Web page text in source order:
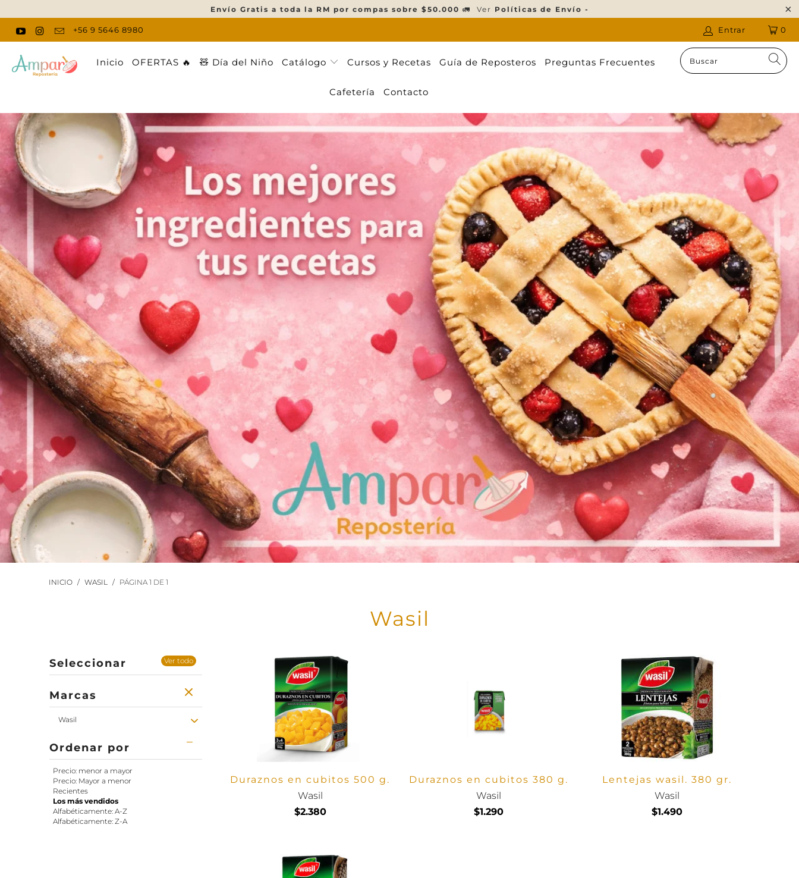
Envío Gratis a toda la RM por compas sobre $50.000 🚛 Ver Políticas de Envío -
+56 9 5646 8980 0
Entrar
Inicio OFERTAS 🔥 🧸 Día del Niño Catálogo Cursos y Recetas Guía de Reposteros Preguntas Frecuentes
Cafetería Contacto
INICIO / WASIL / PÁGINA 1 DE 1
Wasil
Seleccionar Ver todo
Marcas
Wasil
Ordenar por
Precio: menor a mayor
Precio: Mayor a menor
Recientes
Los más vendidos
Alfabéticamente: A-Z
Alfabéticamente: Z-A
Duraznos en cubitos 500 g.
Wasil
$2.380
Duraznos en cubitos 380 g.
Wasil
$1.290
Lentejas wasil. 380 gr.
Wasil
$1.490